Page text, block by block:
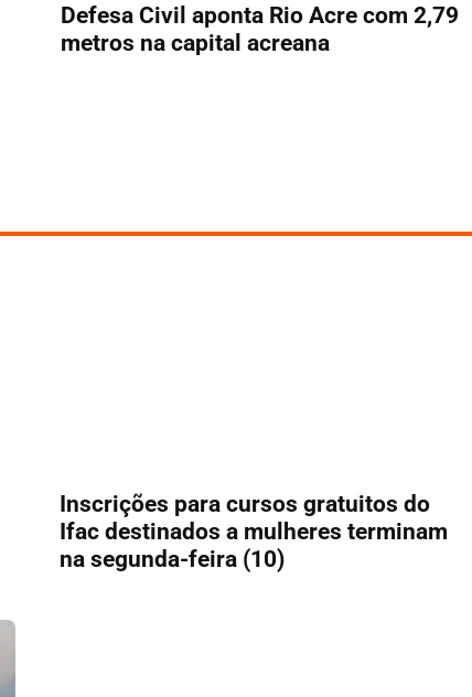
Defesa Civil aponta Rio Acre com 2,79
metros na capital acreana
Inscrições para cursos gratuitos do
Ifac destinados a mulheres terminam
na segunda-feira (10)